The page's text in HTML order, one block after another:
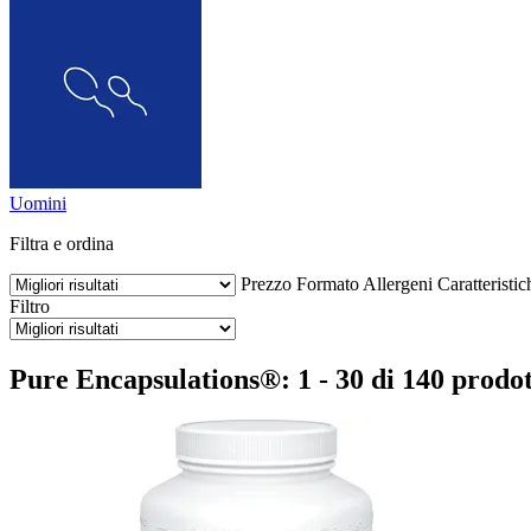
Uomini
Filtra e ordina
Prezzo Formato Allergeni
Filtro
Pure Encapsulations®: 1 - 30 di 140